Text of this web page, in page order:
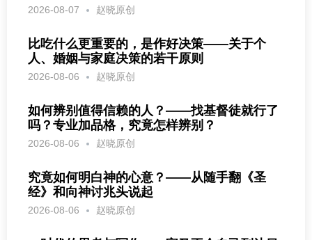
2026-08-07 赵晓原创
比吃什么更重要的，是作好决策——关于个
人、婚姻与家庭决策的若干原则
2026-08-06 赵晓原创
如何辨别值得信赖的人？——找基督徒就行了
吗？专业加品格，究竟怎样辨别？
2026-08-06 赵晓原创
究竟如何明白神的心意？——从随手翻《圣
经》和向神讨兆头说起
2026-08-06 赵晓原创